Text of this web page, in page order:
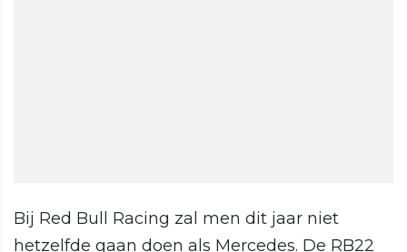
Bij Red Bull Racing zal men dit jaar niet
hetzelfde gaan doen als Mercedes. De RB22